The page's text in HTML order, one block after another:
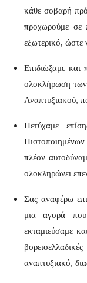
κάθε σοβαρή
προχωρούμε σε
εξωτερικό, ώστε
Επιδιώξαμε και
ολοκλήρωση των
Αναπτυξιακού,
Πετύχαμε
πλέον
ολοκληρώνει
Σας αναφέρω
μια αγορά που
εκταμιεύσαμε
αναπτυξιακό,